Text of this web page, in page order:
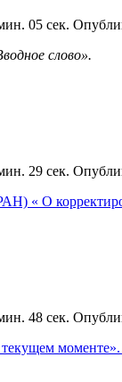
05 сек.
слово».
29 сек.
О
48 сек.
моменте».